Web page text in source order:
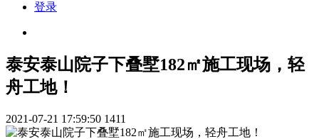
登录
泰安泰山院子下叠墅182㎡施工现场，轻
舟工地！
2021-07-21 17:59:50 1411